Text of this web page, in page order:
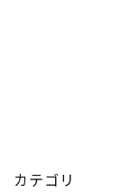
カテゴリ